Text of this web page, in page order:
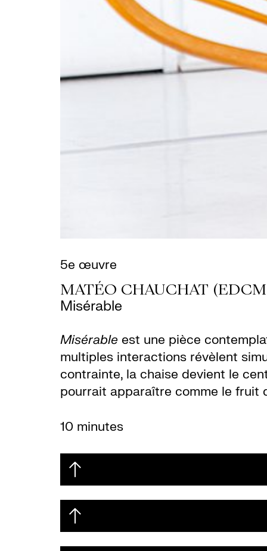
5e œuvre
MATÉO CHAUCHAT
Misérable
Misérable est une pièce
multiples interactions révèlent
contrainte, la chaise devient le
pourrait apparaître comme le fruit
10 minutes